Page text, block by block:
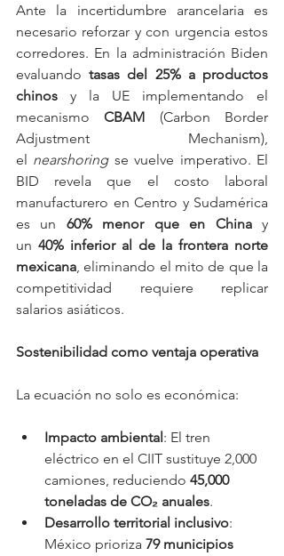
Ante la incertidumbre arancelaria es
necesario reforzar y con urgencia estos
corredores. En la administración Biden
evaluando tasas del 25% a productos
chinos y la UE implementando el
mecanismo CBAM (Carbon Border
Adjustment Mechanism),
el nearshoring se vuelve imperativo. El
BID revela que el costo laboral
manufacturero en Centro y Sudamérica
es un 60% menor que en China y
un 40% inferior al de la frontera norte
mexicana , eliminando el mito de que la
competitividad requiere replicar
salarios asiáticos.
Sostenibilidad como ventaja operativa
La ecuación no solo es económica:
Impacto ambiental: El tren
eléctrico en el CIIT sustituye 2,000
camiones, reduciendo 45,000
toneladas de CO₂ anuales.
Desarrollo territorial inclusivo:
México prioriza 79 municipios